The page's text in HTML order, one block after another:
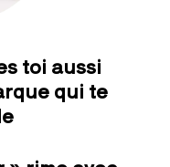
toi aussi
qui te